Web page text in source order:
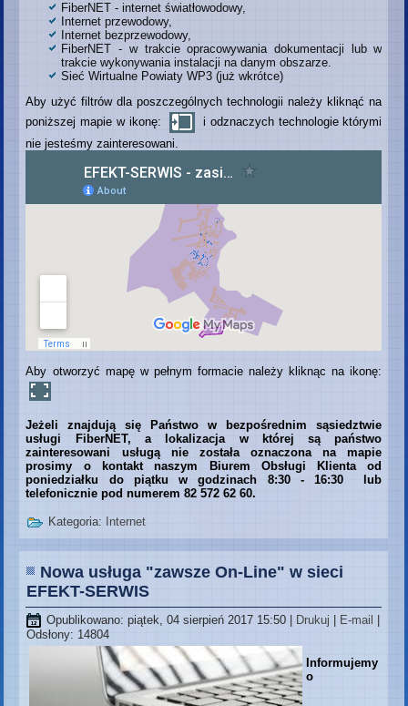
FiberNET - internet światłowodowy,
Internet przewodowy,
Internet bezprzewodowy,
FiberNET - w trakcie opracowywania dokumentacji lub w
trakcie wykonywania instalacji na danym obszarze.
Sieć Wirtualne Powiaty WP3 (już wkrótce)
Aby użyć filtrów dla poszczególnych technologii należy kliknąć na
poniższej mapie w ikonę:
i odznaczych technologie którymi
nie jesteśmy zainteresowani.
Aby otworzyć mapę w pełnym formacie należy kliknąc na ikonę:
Jeżeli znajdują się Państwo w bezpośrednim sąsiedztwie
usługi FiberNET, a lokalizacja w której są państwo
zainteresowani usługą nie została oznaczona na mapie
prosimy o kontaktnaszym Biurem Obsługi Klienta od
poniedziałku do piątku w godzinach 8:30 - 16:30 lub
telefonicznie pod numerem 82 572 62 60.
Kategoria: Internet
Nowa usługa "zawsze On-Line" w sieci
EFEKT-SERWIS
Opublikowano: piątek, 04 sierpień 2017 15:50 | Drukuj | E-mail |
Odsłony: 14804
Informujemy
o